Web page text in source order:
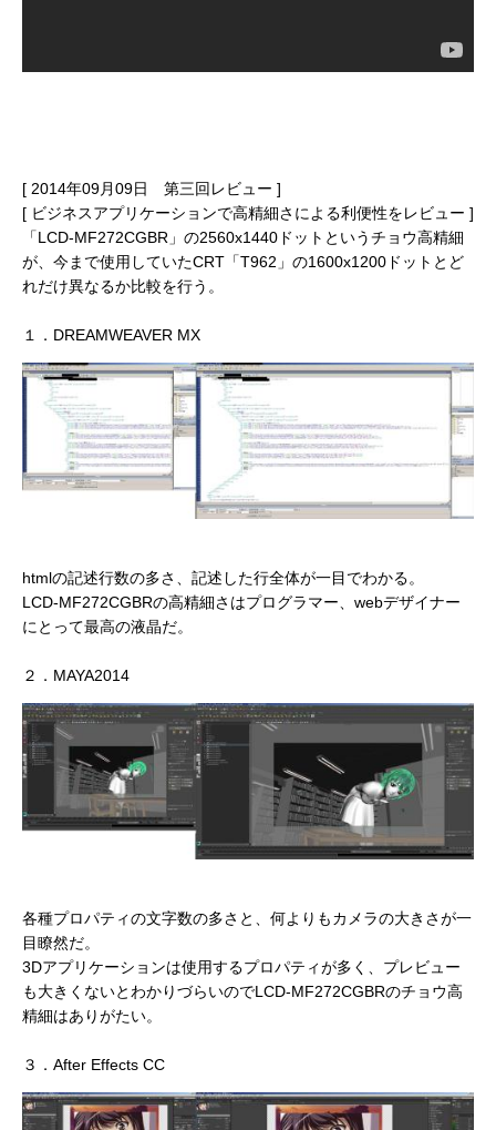
[ 2014年09月09日 第三回レビュー ]
[ ビジネスアプリケーションで高精細さによる利便性をレビュー ]
「LCD-MF272CGBR」の2560x1440ドットというチョウ高精細
が、今まで使用していたCRT「T962」の1600x1200ドットとど
れだけ異なるか比較を行う。
１．DREAMWEAVER MX
htmlの記述行数の多さ、記述した行全体が一目でわかる。
LCD-MF272CGBRの高精細さはプログラマー、webデザイナー
にとって最高の液晶だ。
２．MAYA2014
各種プロパティの文字数の多さと、何よりもカメラの大きさが一
目瞭然だ。
3Dアプリケーションは使用するプロパティが多く、プレビュー
も大きくないとわかりづらいのでLCD-MF272CGBRのチョウ高
精細はありがたい。
３．After Effects CC